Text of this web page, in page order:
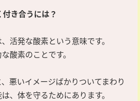
き合うには？
活発な酸素という意味です。
酸素のことです。
悪いイメージばかりついてまわり
、体を守るためにあります。